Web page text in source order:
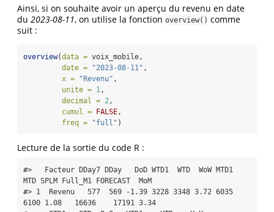
Ainsi, si on souhaite avoir un aperçu du revenu en date
du 2023-08-11, on utilise la fonction overview() comme
suit :
overview(data = voix_mobile,
date =
"2023-08-11" ,
x =
"Revenu" ,
unite = 1,
decimal = 2,
cumul =
FALSE,
freq =
"full" )
Lecture de la sortie du code R :
#>   Facteur DDay7 DDay   DoD WTD1  WTD  WoW MTD1
MTD SPLM Full_M1 FORECAST  MoM
#> 1  Revenu   577  569 -1.39 3228 3348 3.72 6035
6100 1.08   16636    17191 3.34